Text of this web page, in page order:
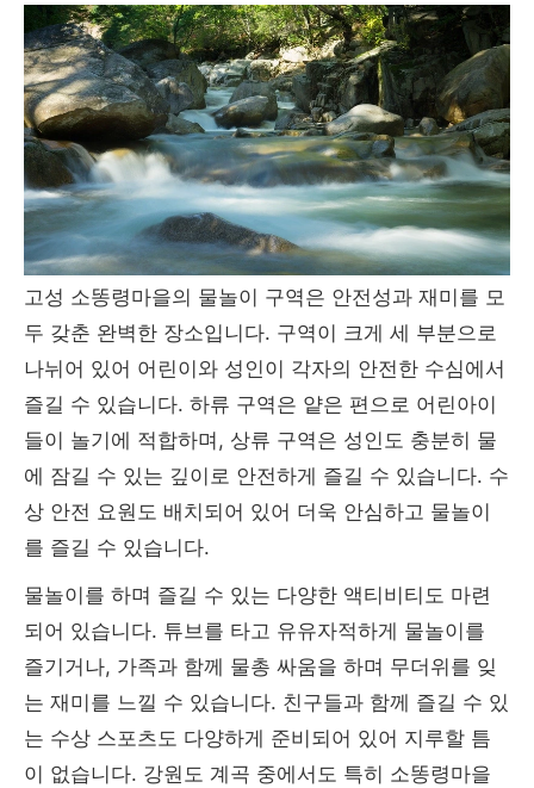
고성 소똥령마을의 물놀이 구역은 안전성과 재미를 모
두 갖춘 완벽한 장소입니다. 구역이 크게 세 부분으로
나뉘어 있어 어린이와 성인이 각자의 안전한 수심에서
즐길 수 있습니다. 하류 구역은 얕은 편으로 어린아이
들이 놀기에 적합하며, 상류 구역은 성인도 충분히 물
에 잠길 수 있는 깊이로 안전하게 즐길 수 있습니다. 수
상 안전 요원도 배치되어 있어 더욱 안심하고 물놀이
를 즐길 수 있습니다.
물놀이를 하며 즐길 수 있는 다양한 액티비티도 마련
되어 있습니다. 튜브를 타고 유유자적하게 물놀이를
즐기거나, 가족과 함께 물총 싸움을 하며 무더위를 잊
는 재미를 느낄 수 있습니다. 친구들과 함께 즐길 수 있
는 수상 스포츠도 다양하게 준비되어 있어 지루할 틈
이 없습니다. 강원도 계곡 중에서도 특히 소똥령마을